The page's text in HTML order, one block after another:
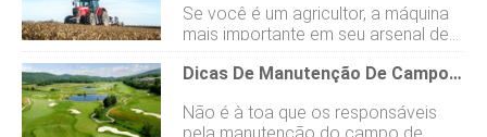
descobre qual funciona melhor para
o seu terreno, trator e o trabalho em
questão? Aqui na Riveras Machinery,
nos esforçamos para facilitar sua
vida. Por isso, reunimos as dicas a
seguir sobre como comprar pneus
Se você é um agricultor, a máquina
mais importante em seu arsenal de
equipamentos agrícolas é muito
provavelmente seu trator . Por quase
um dos pilares das fazendas em
Dicas De Manutenção De Campos De Golfe
Não é à toa que os responsáveis ​​